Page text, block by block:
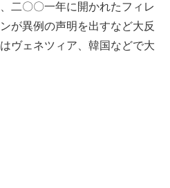
二〇〇一年に開かれたフィレ
が異例の声明を出すなど大反
ヴェネツィア、韓国などで大